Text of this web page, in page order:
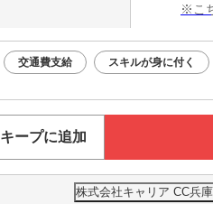
※こ
交通費支給 スキルが身に付く
キープに追加
株式会社キャリア CC兵